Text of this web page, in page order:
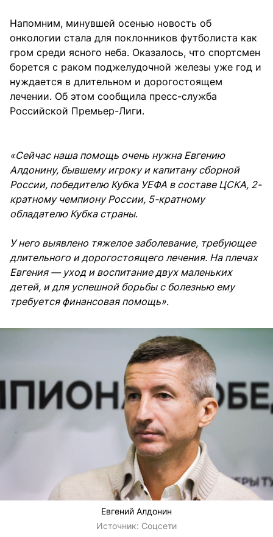
Напомним, минувшей осенью новость об
онкологии стала для поклонников футболиста как
гром среди ясного неба. Оказалось, что спортсмен
борется с раком поджелудочной железы уже год и
нуждается в длительном и дорогостоящем
лечении. Об этом сообщила пресс-служба
Российской Премьер-Лиги.
«Сейчас наша помощь очень нужна Евгению
Алдонину, бывшему игроку и капитану сборной
России, победителю Кубка УЕФА в составе ЦСКА, 2-
кратному чемпиону России, 5-кратному
обладателю Кубка страны.
У него выявлено тяжелое заболевание, требующее
длительного и дорогостоящего лечения. На плечах
Евгения — уход и воспитание двух маленьких
детей, и для успешной борьбы с болезнью ему
требуется финансовая помощь».
Евгений Алдонин
Источник: Соцсети